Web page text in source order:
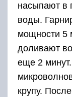
насыпают в
воды.
мощности 5
доливают
еще 2
крупу.